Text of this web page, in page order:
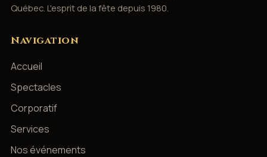
Québec. L'esprit de la fête depuis 1980.
Navigation
Accueil
Spectacles
Corporatif
Services
Nos événements